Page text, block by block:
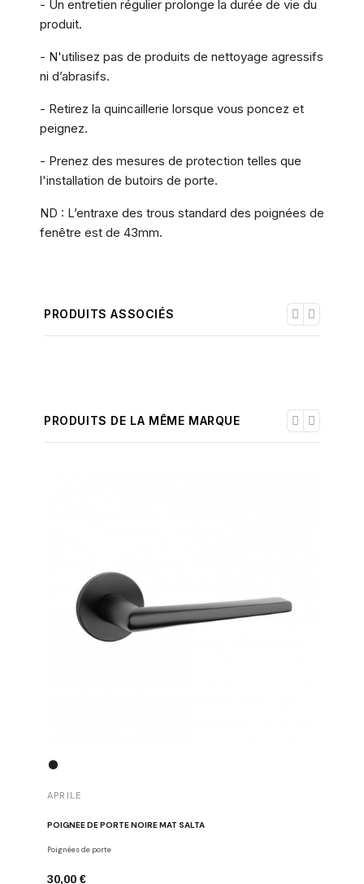
- Un entretien régulier prolonge la durée de vie du
produit.
- N'utilisez pas de produits de nettoyage agressifs
ni d’abrasifs.
- Retirez la quincaillerie lorsque vous poncez et
peignez.
- Prenez des mesures de protection telles que
l'installation de butoirs de porte.
ND : L’entraxe des trous standard des poignées de
fenêtre est de 43mm.
PRODUITS ASSOCIÉS
PRODUITS DE LA MÊME MARQUE
APRILE
POIGNÉE DE PORTE NOIRE MAT SALTA
Poignées de porte
30,00 €